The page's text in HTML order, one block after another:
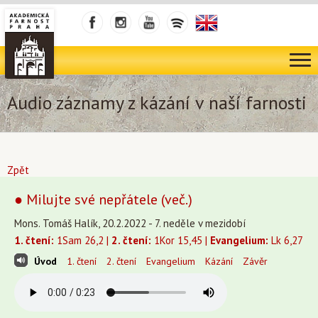
Audio záznamy z kázání v naší farnosti
Zpět
● Milujte své nepřátele (več.)
Mons. Tomáš Halík, 20.2.2022 - 7. neděle v mezidobí
1. čtení: 1Sam 26,2 | 2. čtení: 1Kor 15,45 | Evangelium: Lk 6,27
Úvod 1. čtení 2. čtení Evangelium Kázání Závěr